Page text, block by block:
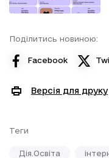
Поділитись новиною:
Facebook
Версія для друку
Теги
Дія.Освіта